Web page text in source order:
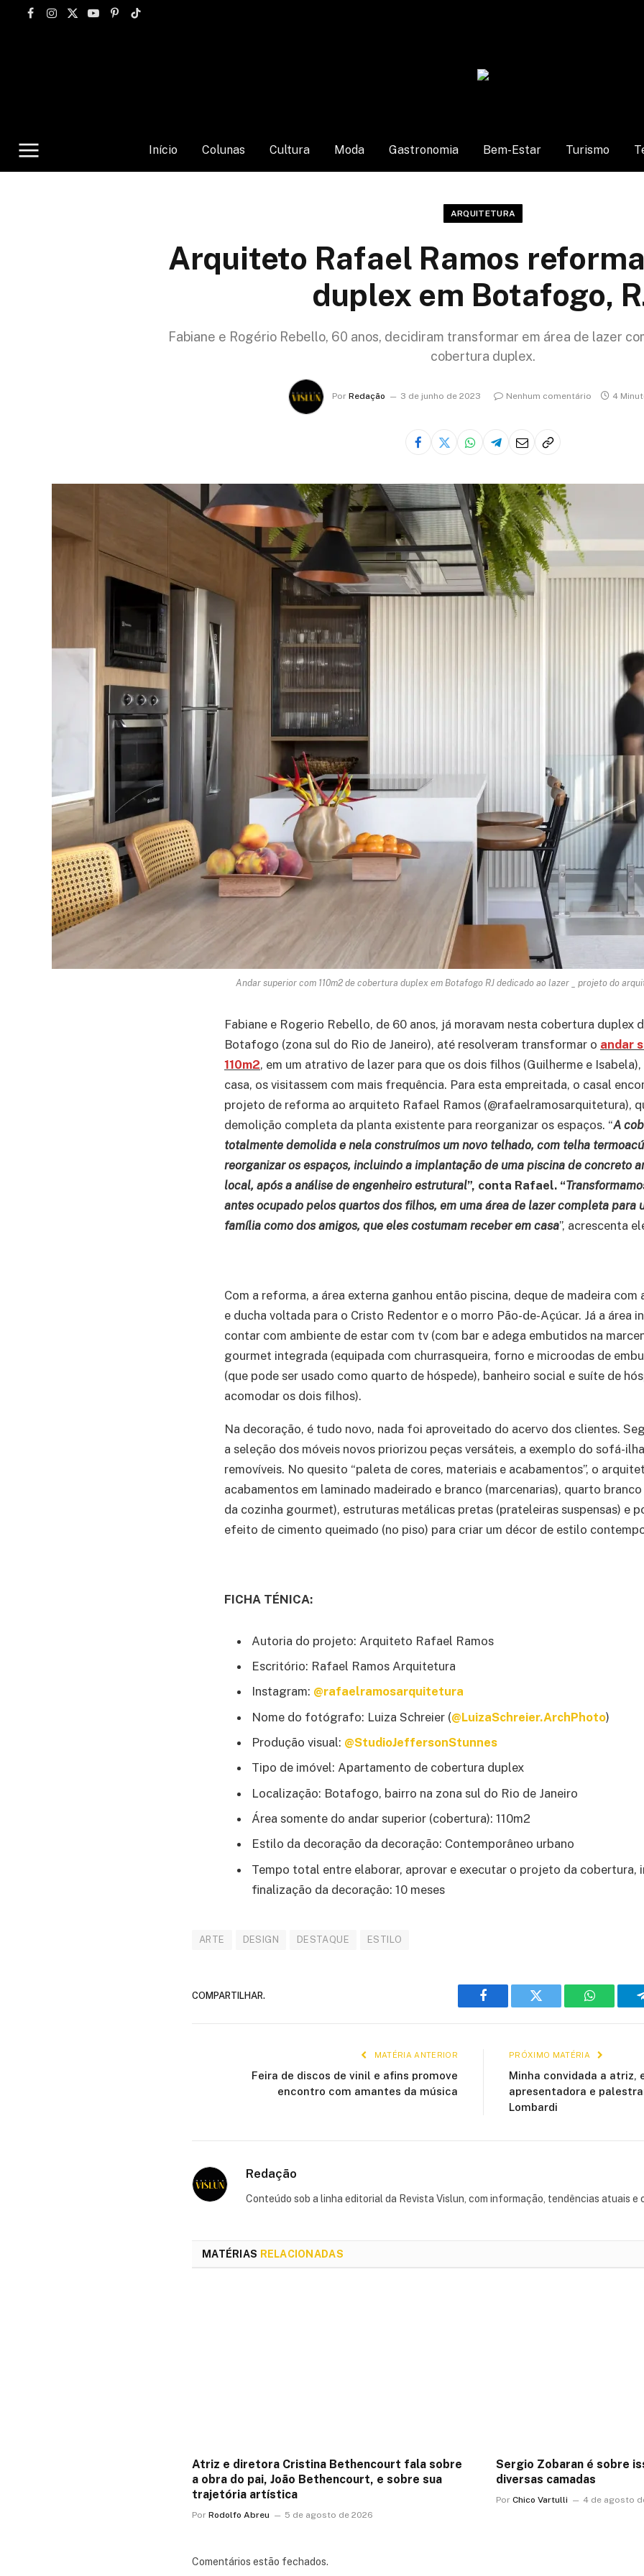
Facebook
Instagram
X
YouTubePinterest
TikTok
Início Colunas Cultura Moda Gastronomia Bem-Estar Turismo
ARQUITETURA
Arquiteto Rafael Ramos
duplex em Botafogo,
Fabiane e Rogério Rebello, 60 anos, decidiram transformar em área de lazer
cobertura duplex.
Por Redação 3 de junho de 2023 Nenhum comentário 4
Andar superior com 110m2 de cobertura duplex em Botafogo RJ dedicado ao lazer _ projeto do
Fabiane e Rogerio Rebello, de 60 anos, já moravam nesta cobertura duplex
Botafogo (zona sul do Rio de Janeiro), até resolveram transformar o andar
110m2, em um atrativo de lazer para que os dois filhos (Guilherme e
casa, os visitassem com mais frequência. Para esta empreitada, o casal
projeto de reforma ao arquiteto Rafael Ramos (@rafaelramosarquitetura),
demolição completa da planta existente para reorganizar os espaços. “A
totalmente demolida e nela construímos um novo telhado, com telha
reorganizar os espaços, incluindo a implantação de uma piscina de concreto
local, após a análise de engenheiro estrutural”, conta Rafael. “
antes ocupado pelos quartos dos filhos, em uma área de lazer completa para
família como dos amigos, que eles costumam receber em casa”, acrescenta
Com a reforma, a área externa ganhou então piscina, deque de madeira com
e ducha voltada para o Cristo Redentor e o morro Pão-de-Açúcar. Já a área
contar com ambiente de estar com tv (com bar e adega embutidos na
gourmet integrada (equipada com churrasqueira, forno e microodas de
(que pode ser usado como quarto de hóspede), banheiro social e suíte de
acomodar os dois filhos).
Na decoração, é tudo novo, nada foi aproveitado do acervo dos clientes.
a seleção dos móveis novos priorizou peças versáteis, a exemplo do sofá-
removíveis. No quesito “paleta de cores, materiais e acabamentos”, o
acabamentos em laminado madeirado e branco (marcenarias), quarto
da cozinha gourmet), estruturas metálicas pretas (prateleiras suspensas) e
efeito de cimento queimado (no piso) para criar um décor de estilo
FICHA TÉNICA:
Autoria do projeto: Arquiteto Rafael Ramos
Escritório: Rafael Ramos Arquitetura
Instagram: @rafaelramosarquitetura
Nome do fotógrafo: Luiza Schreier (@LuizaSchreier.ArchPhoto)
Produção visual: @StudioJeffersonStunnes
Tipo de imóvel: Apartamento de cobertura duplex
Localização: Botafogo, bairro na zona sul do Rio de Janeiro
Área somente do andar superior (cobertura): 110m2
Estilo da decoração da decoração: Contemporâneo urbano
Tempo total entre elaborar, aprovar e executar o projeto da cobertura,
finalização da decoração: 10 meses
ARTE DESIGN DESTAQUE ESTILO
COMPARTILHAR.
Facebook Twitter WhatsApp
MATÉRIA ANTERIOR
Feira de discos de vinil e afins promove
encontro com amantes da música
PRÓXIMO MATÉRIA
Minha convidada a atriz,
apresentadora e
Lombardi
Redação
Conteúdo sob a linha editorial da Revista Vislun, com informação, tendências atuais
MATÉRIAS RELACIONADAS
Atriz e diretora Cristina Bethencourt fala sobre
a obra do pai, João Bethencourt, e sobre sua
trajetória artística
Por Rodolfo Abreu 5 de agosto de 2026
Sergio Zobaran é sobre
diversas camadas
Por Chico Vartulli 4 de agosto
Comentários estão fechados.